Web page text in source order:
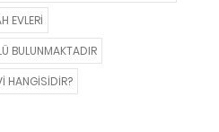
EVLERI
BULUNMAKTADIR
HANGISIDIR?